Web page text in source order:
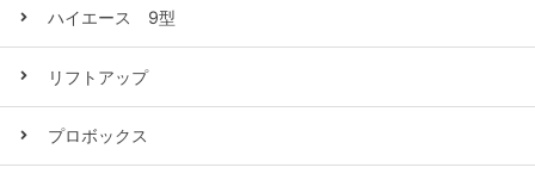
ハイエース 9型
リフトアップ
プロボックス